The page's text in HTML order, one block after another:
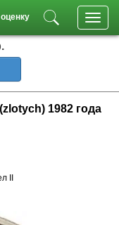
1982 года
II